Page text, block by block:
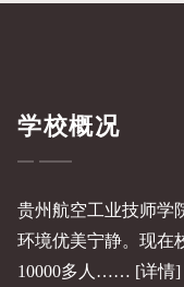
学校概况
贵州航空工业技师学
环境优美宁静。现在
10000多人…… [详情]